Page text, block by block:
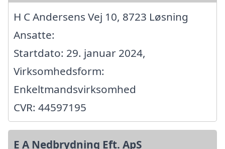
H C Andersens Vej 10, 8723 Løsning
Ansatte:
Startdato: 29. januar 2024,
Virksomhedsform:
Enkeltmandsvirksomhed
CVR: 44597195
E A Nedbrydning Eft. ApS